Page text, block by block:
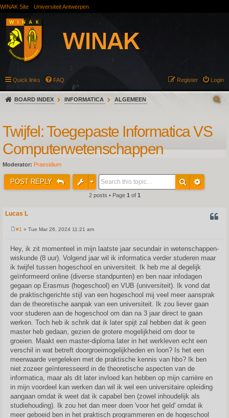
WINAK Site Universiteit Antwerpen
Quick links FAQ Login
Register
BOARD INDEX INFORMATICA ALGEMEEN
Twijfel: Toegepaste Informatica VS
Computerwetenschappen
Moderator: Praesidium
POST REPLY
2 posts • Page 1 of 1
Lucas L
t
#1 » Tue Mar 26, 2024 11:21 am
Hey, ik zit momenteel in mijn laatste jaar secundair in wetenschappen-
wiskunde (8 uur). Volgend jaar wil ik informatica verder studeren maar
ik twijfel tussen hogeschool en universiteit. Ik heb me al degelijk
geïnformeerd online (diverse standpunten) en ben naar infodagen
gegaan op Erasmus (hogeschool) en VUB (universiteit). Ik vond dat
de praktischgerichte stijl van een hogeschool mij veel meer aansprak
dan de theoretische aanpak van een universiteit. Ik zou liever gaan
voor studeren aan de hogeschool om dan na 3 jaar direct te gaan
werken. Toch heb ik schrik dat ik later spijt zal hebben dat ik geen
master heb gedaan, gezien de grotere mogelijkheid om door te
groeien. Maakt een master-diploma later in het werkleven echt een
verschil in wat betreft doorgroeimogelijkheden en loon? Is het een
meerwaarde vergeleken met de praktische kennis van hbo? Ik ben
niet zozeer geïnteresseerd in de theoretische aspecten van de
informatica, maar als dit later invloed kan hebben op mijn carrière en
in mijn voordeel kan werken dan wil ik wel een universitaire opleiding
aangaan omdat ik weet dat ik capabel ben (zowel inhoudelijk als
studiehouding). Ik zou het dan meer doen 'voor het geld' omdat ik
meer geboeid ben in het praktisch programmeren en de hogeschool